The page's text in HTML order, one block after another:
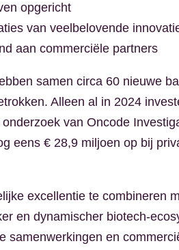
opgericht
van veelbelovende
aan commerciële partners
samen circa 60 nieuwe
Alleen al in 2024
van Oncode
eens € 28,9 miljoen op bij
excellentie te combineren
en dynamischer biotech-
samenwerkingen en